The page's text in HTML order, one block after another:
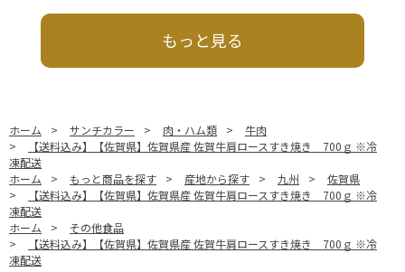
もっと見る
ホーム > サンチカラー > 肉・ハム類 >
牛肉
>
【送料込み】【佐賀県】佐賀県産 佐賀牛肩ロースすき焼き 700ｇ ※冷
凍配送
ホーム
> もっと商品を探す > 産地から探す > 九州 >
佐賀県
>
【送料込み】【佐賀県】佐賀県産 佐賀牛肩ロースすき焼き 700ｇ ※冷
凍配送
ホーム
>
その他食品
>
【送料込み】【佐賀県】佐賀県産 佐賀牛肩ロースすき焼き 700ｇ ※冷
凍配送